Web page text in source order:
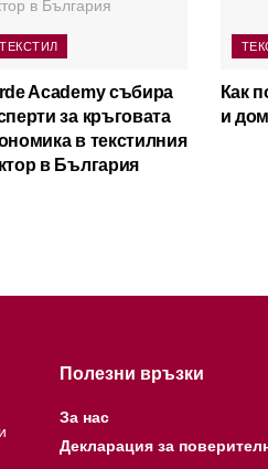
ТЕКСТИЛ
Academy събира
за кръговата
в текстилния
в България
Как
и
Полезни връзки
За нас
Декларация за